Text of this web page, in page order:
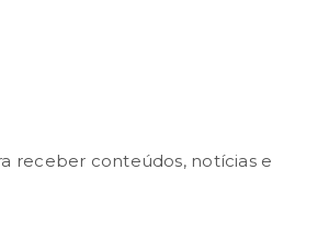
receber conteúdos, notícias e